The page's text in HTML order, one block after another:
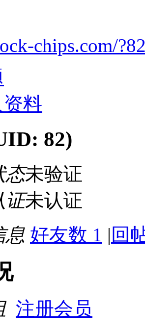
chips.com/
料
82)
态未验证
证未认证
息 好友数 1 | 回
注册会员